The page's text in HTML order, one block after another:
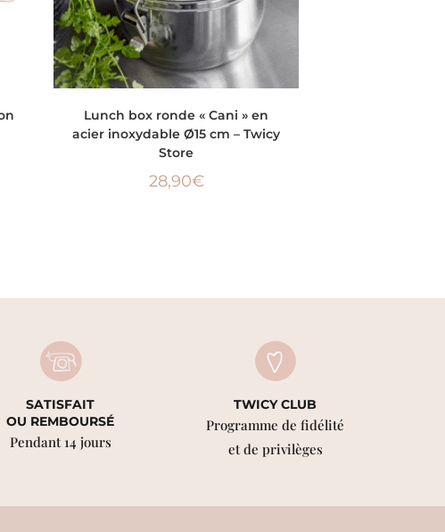
Lunch box ronde « Cani » en
acier inoxydable Ø15 cm – Twicy
Store
28,90€
SATISFAIT
OU REMBOURSÉ
Pendant 14 jours
TWICY CLUB
Programme de fidélité
et de privilèges